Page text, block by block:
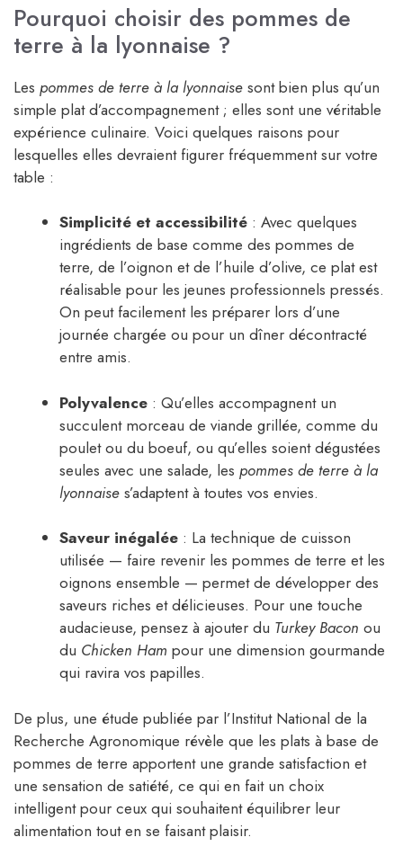
Pourquoi choisir des pommes de
terre à la lyonnaise ?
Les pommes de terre à la lyonnaise sont bien plus qu’un
simple plat d’accompagnement ; elles sont une véritable
expérience culinaire. Voici quelques raisons pour
lesquelles elles devraient figurer fréquemment sur votre
table :
Simplicité et accessibilité : Avec quelques
ingrédients de base comme des pommes de
terre, de l’oignon et de l’huile d’olive, ce plat est
réalisable pour les jeunes professionnels pressés.
On peut facilement les préparer lors d’une
journée chargée ou pour un dîner décontracté
entre amis.
Polyvalence : Qu’elles accompagnent un
succulent morceau de viande grillée, comme du
poulet ou du boeuf, ou qu’elles soient dégustées
seules avec une salade, les pommes de terre à la
lyonnaise s’adaptent à toutes vos envies.
Saveur inégalée : La technique de cuisson
utilisée — faire revenir les pommes de terre et les
oignons ensemble — permet de développer des
saveurs riches et délicieuses. Pour une touche
audacieuse, pensez à ajouter du Turkey Bacon ou
du Chicken Ham pour une dimension gourmande
qui ravira vos papilles.
De plus, une étude publiée par l’Institut National de la
Recherche Agronomique révèle que les plats à base de
pommes de terre apportent une grande satisfaction et
une sensation de satiété, ce qui en fait un choix
intelligent pour ceux qui souhaitent équilibrer leur
alimentation tout en se faisant plaisir.